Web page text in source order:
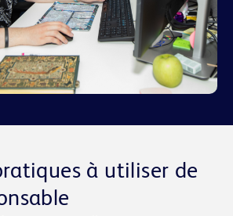
à utiliser de